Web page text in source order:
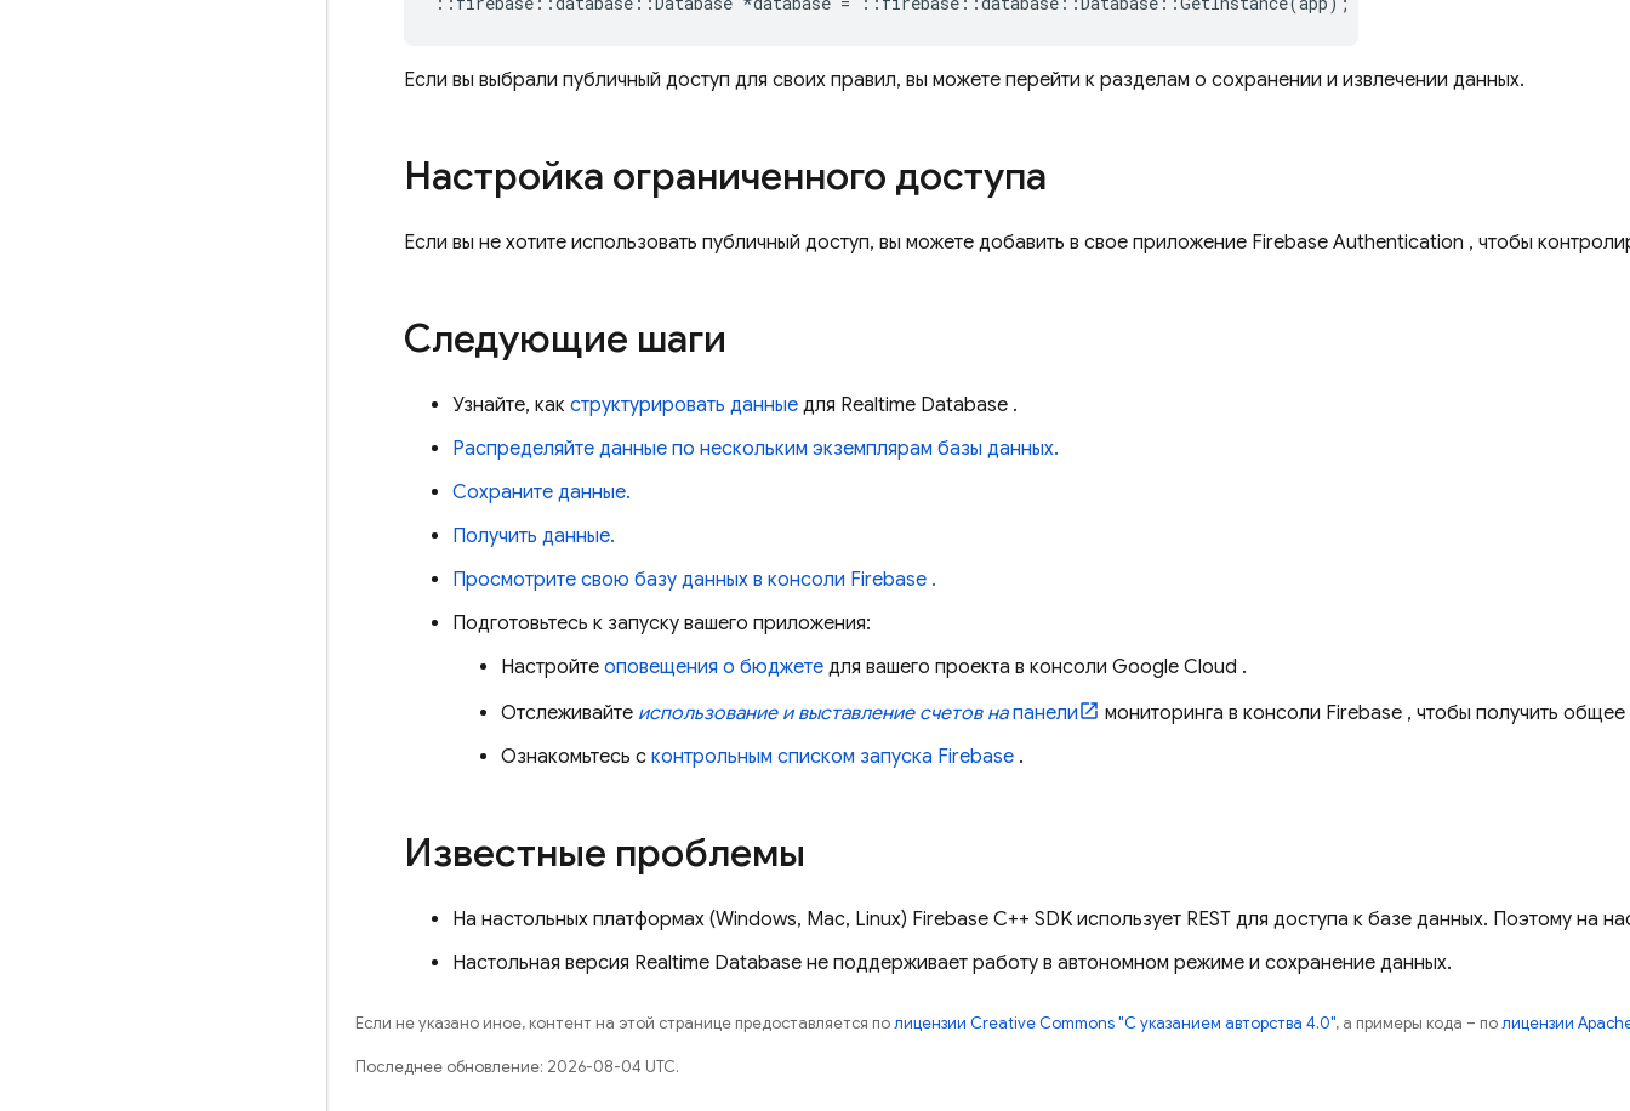
Если вы выбрали публичный доступ для своих правил, вы можете перейти к разделам о сохранении и извлечении данных.
Настройка ограниченного доступа
Если вы не хотите использовать публичный доступ, вы можете добавить в свое приложение Firebase Authentication , чтобы
Следующие шаги
Узнайте, как структурировать данные для Realtime Database .
Распределяйте данные по нескольким экземплярам базы данных.
Сохраните данные.
Получить данные.
Просмотрите свою базу данных в консоли Firebase .
Подготовьтесь к запуску вашего приложения:
Настройте оповещения о бюджете для вашего проекта в консоли Google Cloud .
Отслеживайте использование и выставление счетов напанели мониторинга в консоли Firebase , чтобы получить
Ознакомьтесь с контрольным списком запуска Firebase .
Известные проблемы
На настольных платформах (Windows, Mac, Linux) Firebase C++ SDK использует REST для доступа к базе данных. Поэтому на
Настольная версия Realtime Database не поддерживает работу в автономном режиме и сохранение данных.
Если не указано иное, контент на этой странице предоставляется полицензии Creative Commons "С указанием авторства 4.0", а примеры кода – полицензии
Последнее обновление: 2026-08-04 UTC.